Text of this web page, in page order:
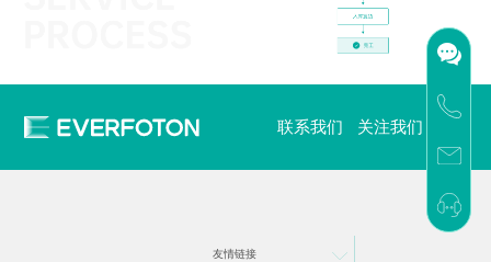
联系我们 关注我们
友情链接